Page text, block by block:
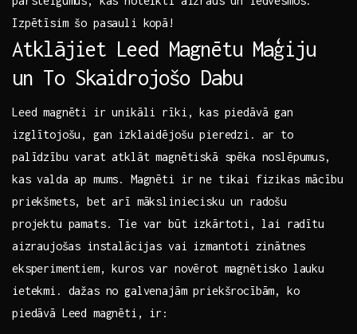
Izpētīsim šo pasauli kopā!
Atklājiet Leed Magnētu Maģiju
un To Skaidrojošo Dabu
Leed magnēti ir unikāli rīki, kas‌ piedāvā gan
izglītojošu, gan izklaidējošu pieredzi. ar to
palīdzību varat atklāt magnētiskā spēka noslēpumus,
kas valda ap‍ mums. Magnēti ir ne tikai fizikas mācību
‍priekšmets, bet arī māksliniecisku un radošu⁤
projektu pamats. ‌Tie var būt izkārtoti,⁣ lai radītu
⁤aizraujošas instalācijas vai izmantoti zinātnes
eksperimentiem, kuros var novērot magnētisko ​lauku
ietekmi. dažas no galvenajām priekšrocībām, ko
piedāvā Leed magnēti, ir: